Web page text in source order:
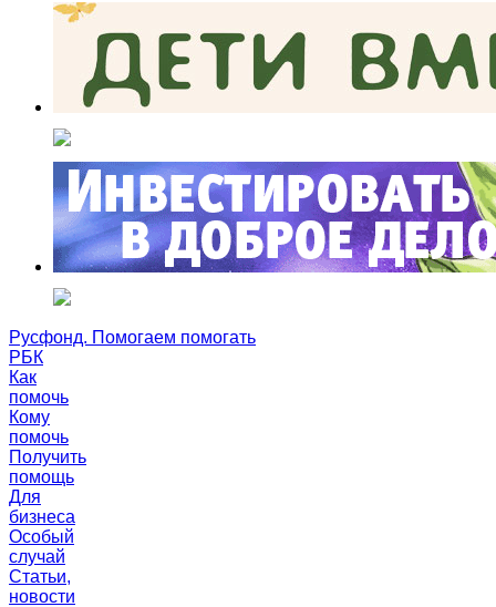
Русфонд. Помогаем помогать
РБК
Как
помочь
Кому
помочь
Получить
помощь
Для
бизнеса
Особый
случай
Статьи,
новости